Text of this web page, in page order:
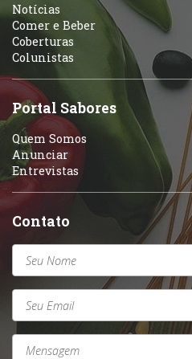
Self-
Notícias
Comer e Beber
Coberturas
Colunistas
Portal Sabores
Quem Somos
Anunciar
Entrevistas
Contato